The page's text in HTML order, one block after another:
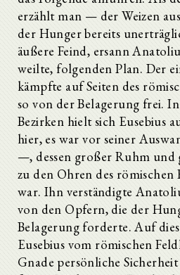
erzählt man — der Weizen
der Hunger bereits
äußere Feind, ersann
weilte, folgenden Plan. Der
kämpfte auf Seiten des
so von der Belagerung frei.
Bezirken hielt sich Eusebius
hier, es war vor seiner
—, dessen großer Ruhm und
zu den Ohren des
war. Ihn verständigte
von den Opfern, die der
Belagerung forderte. Auf
Eusebius vom römischen
Gnade persönliche